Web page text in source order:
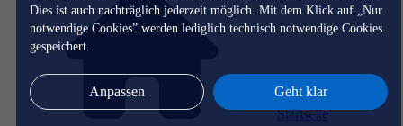
Dies ist auch nachträglich jederzeit möglich. Mit dem Klick auf „Nur
notwendige Cookies” werden lediglich technisch notwendige Cookies
gespeichert.
Anpassen Geht klar
Startseite